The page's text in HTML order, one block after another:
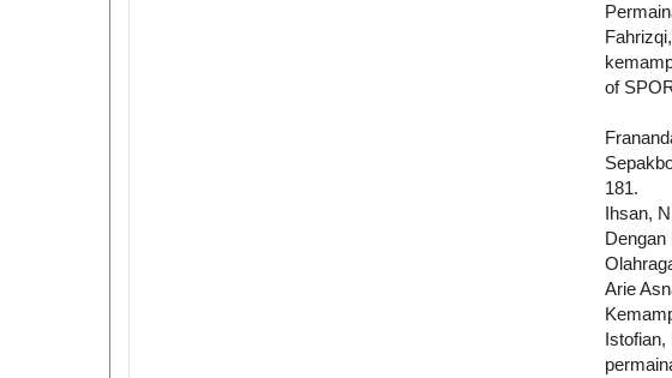
of
181.
Ihsan,
Dengan
Arie
Istofian,